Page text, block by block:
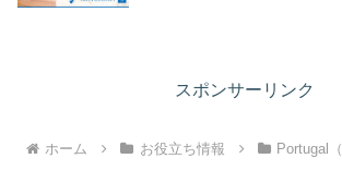
スポンサーリンク
ホーム お役立ち情報 Portugal